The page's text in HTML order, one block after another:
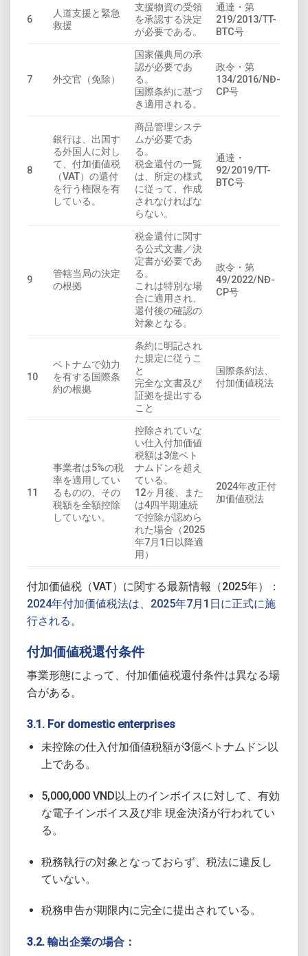
6
人道支援と緊急
救援
支援物資の受領
を承認する決定
が必要である。
通達・第
219/2013/TT-
BTC号
7 外交官（免除）
国家儀典局の承
認が必要であ
る。
国際条約に基づ
き適用される。
政令・第
134/2016/NĐ-
CP号
8
銀行は、出国す
る外国人に対し
て、付加価値税
（VAT）の還付
を行う権限を有
している。
商品管理システ
ムが必要であ
る。
税金還付の一覧
は、所定の様式
に従って、作成
されなければな
らない。
通達・
92/2019/TT-
BTC号
9
管轄当局の決定
の根拠
税金還付に関す
る公式文書／決
定書が必要であ
る。
これは特別な場
合に適用され、
還付後の確認の
対象となる。
政令・第
49/2022/NĐ-
CP号
10
ベトナムで効力
を有する国際条
約の根拠
条約に明記され
た規定に従うこ
と
完全な文書及び
証拠を提出する
こと
国際条約法、
付加価値税法
11
事業者は5%の税
率を適用してい
るものの、その
税額を全額控除
していない。
控除されていな
い仕入付加価値
税額は3億ベト
ナムドンを超え
ている。
12ヶ月後、また
は4四半期連続
で控除が認めら
れた場合（2025
年7月1日以降適
用）
2024年改正付
加価値税法
付加価値税（VAT）に関する最新情報（2025年）：
2024年付加価値税法は、2025年7月1日に正式に施
行される。
付加価値税還付条件
事業形態によって、付加価値税還付条件は異なる場
合がある。
3.1. For domestic enterprises
未控除の仕入付加価値税額が3億ベトナムドン以
上である。
5,000,000 VND以上のインボイスに対して、有効
な電子インボイス及び非 現金決済が行われてい
る。
税務執行の対象となっておらず、税法に違反し
ていない。
税務申告が期限内に完全に提出されている。
3.2. 輸出企業の場合：